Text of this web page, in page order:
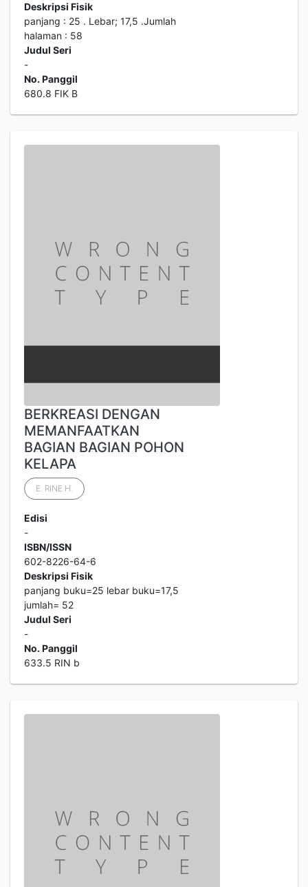
Deskripsi Fisik
panjang : 25 . Lebar; 17,5 .Jumlah
halaman : 58
Judul Seri
-
No. Panggil
680.8 FIK B
BERKREASI DENGAN
MEMANFAATKAN
BAGIAN BAGIAN POHON
KELAPA
E. RINE H.
Edisi
-
ISBN/ISSN
602-8226-64-6
Deskripsi Fisik
panjang buku=25 lebar buku=17,5
jumlah= 52
Judul Seri
-
No. Panggil
633.5 RIN b